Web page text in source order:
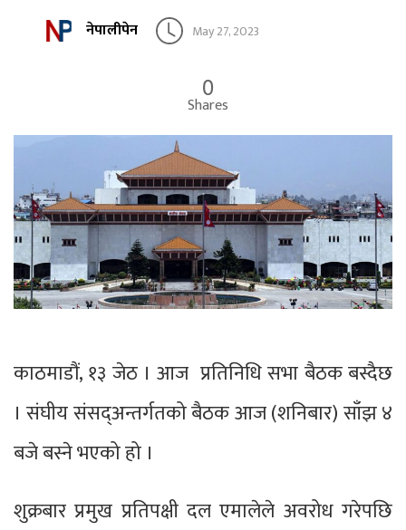
नेपालीपेन May 27, 2023
0
Shares
काठमाडौं, १३ जेठ । आज प्रतिनिधि सभा बैठक बस्दैछ
। संघीय संसद्अन्तर्गतको बैठक आज (शनिबार) साँझ ४
बजे बस्ने भएको हो ।
शुक्रबार प्रमुख प्रतिपक्षी दल एमालेले अवरोध गरेपछि